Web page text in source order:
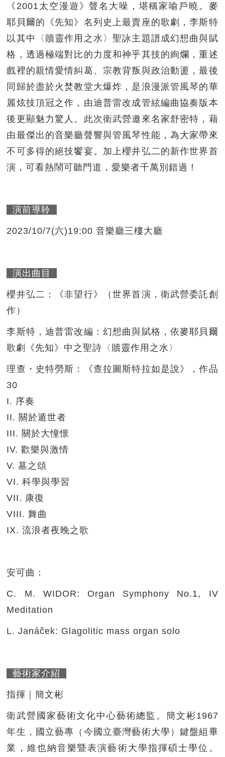
《2001太空漫遊》聲名大噪，堪稱家喻戶曉。麥
耶貝爾的《先知》名列史上最賣座的歌劇，李斯特
以其中〈贖靈作用之水〉聖詠主題譜成幻想曲與賦
格，透過極端對比的力度和神乎其技的絢爛，重述
戲裡的親情愛情糾葛、宗教背叛與政治動盪，最後
同歸於盡於火焚教堂大爆炸，是浪漫派管風琴的華
麗炫技頂冠之作，由迪普雷改成管絃編曲協奏版本
後更顯魅力驚人。此次衛武營邀來名家舒密特，藉
由最傑出的音樂廳聲響與管風琴性能，為大家帶來
不可多得的絕技饗宴。加上櫻井弘二的新作世界首
演，可看熱鬧可聽門道，愛樂者千萬別錯過！
演前導聆
2023/10/7(六)19:00 音樂廳三樓大廳
演出曲目
櫻井弘二：《非望行》（世界首演，衛武營委託創
作）
李斯特，迪普雷改編：幻想曲與賦格，依麥耶貝爾
歌劇《先知》中之聖詩〈贖靈作用之水〉
理查・史特勞斯：《查拉圖斯特拉如是說》，作品
30
I. 序奏
II. 關於遁世者
III. 關於大憧憬
IV. 歡樂與激情
V. 墓之頌
VI. 科學與學習
VII. 康復
VIII. 舞曲
IX. 流浪者夜晚之歌
安可曲：
C. M. WIDOR: Organ Symphony No.1, IV
Meditation
L. Janáček: Glagolitic mass organ solo
藝術家介紹
指揮｜簡文彬
衛武營國家藝術文化中心藝術總監。簡文彬1967
年生，國立藝專（今國立臺灣藝術大學）鍵盤組畢
業，維也納音樂暨表演藝術大學指揮碩士學位。